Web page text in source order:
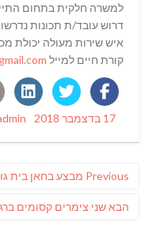
למשרה חלקית בתחום
דרוש עובד/ת תכונות
איש שירות מעולה יכולת
קורת חיים למייל
Posted
17 בדצמבר 2018
Previous
Previous
מבצע בחאן בית
הבאפוסט
שני צימרים קסומים